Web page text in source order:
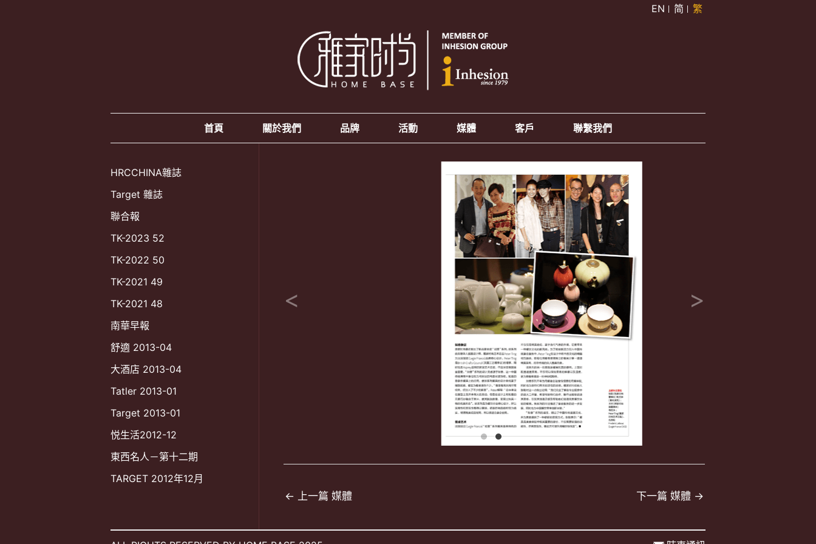
EN 简 繁
首頁 關於我們 品牌 活動 媒體 客戶 聯繫我們
HRCCHINA雜誌
Target 雜誌
聯合報
TK-2023 52
TK-2022 50
TK-2021 49
TK-2021 48
南華早報
舒適 2013-04
大酒店 2013-04
Tatler 2013-01
Target 2013-01
悦生活2012-12
東西名人－第十二期
TARGET 2012年12月
文
導
← 上一篇 媒體 下一篇 媒體 →